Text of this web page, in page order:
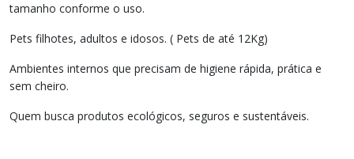
tamanho conforme o uso.
Pets filhotes, adultos e idosos. ( Pets de até 12Kg)
Ambientes internos que precisam de higiene rápida, prática e
sem cheiro.
Quem busca produtos ecológicos, seguros e sustentáveis.